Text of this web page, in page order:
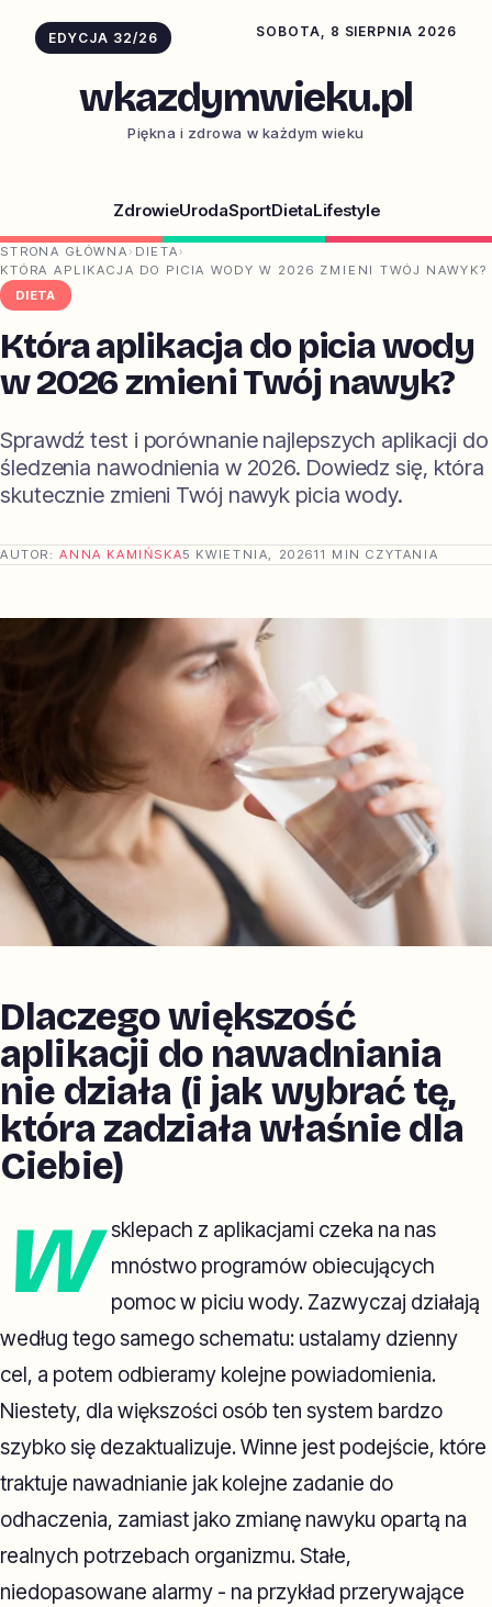
EDYCJA 32/26 SOBOTA, 8 SIERPNIA 2026
wkazdymwieku.pl
Piękna i zdrowa w każdym wieku
ZdrowieUrodaSportDietaLifestyle
STRONA GŁÓWNA › DIETA ›
KTÓRA APLIKACJA DO PICIA WODY W 2026 ZMIENI TWÓJ NAWYK?
DIETA
Która aplikacja do picia wody
w 2026 zmieni Twój nawyk?
Sprawdź test i porównanie najlepszych aplikacji do
śledzenia nawodnienia w 2026. Dowiedz się, która
skutecznie zmieni Twój nawyk picia wody.
AUTOR:ANNA KAMIŃSKA5 KWIETNIA, 202611 MIN CZYTANIA
Dlaczego większość
aplikacji do nawadniania
nie działa (i jak wybrać tę,
która zadziała właśnie dla
Ciebie)
W
sklepach z aplikacjami czeka na nas
mnóstwo programów obiecujących
pomoc w piciu wody. Zazwyczaj działają
według tego samego schematu: ustalamy dzienny
cel, a potem odbieramy kolejne powiadomienia.
Niestety, dla większości osób ten system bardzo
szybko się dezaktualizuje. Winne jest podejście, które
traktuje nawadnianie jak kolejne zadanie do
odhaczenia, zamiast jako zmianę nawyku opartą na
realnych potrzebach organizmu. Stałe,
niedopasowane alarmy - na przykład przerywające